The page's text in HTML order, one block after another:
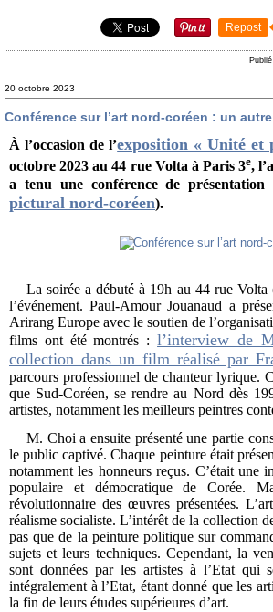
Repost
20 octobre 2023
Conférence sur l’art nord-coréen : un
À l’occasion de l’exposition « Unité et
octobre 2023 au 44 rue Volta à Paris 3e,
a tenu une conférence de
pictural nord-coréen).
La soirée a débuté à 19h au 44 rue Volta
l’événement. Paul-Amour Jouanaud a
Arirang Europe avec le soutien de
films ont été montrés :l’interview de
collection dans un film réalisé par
parcours professionnel de chanteur lyrique.
que Sud-Coréen, se rendre au Nord dès
artistes, notamment les meilleurs peintres
M. Choi a ensuite présenté une partie
le public captivé. Chaque peinture était
notamment les honneurs reçus. C’était une
populaire et démocratique de Corée.
révolutionnaire des œuvres présentées.
réalisme socialiste. L’intérêt de la collection
pas que de la peinture politique sur
sujets et leurs techniques. Cependant, la
sont données par les artistes à l’Etat qui
intégralement à l’Etat, étant donné que les
la fin de leurs études supérieures d’art.